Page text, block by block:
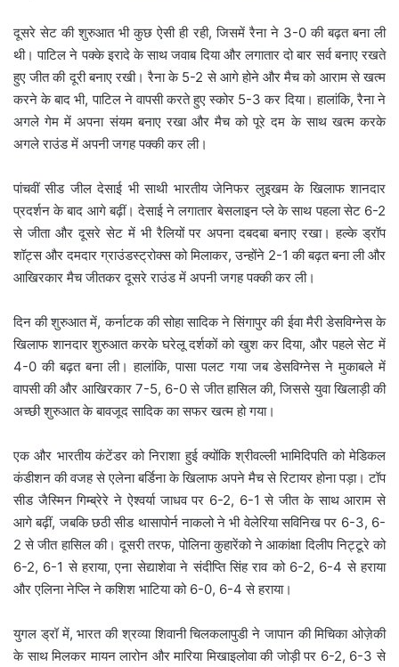
दूसरे सेट की शुरुआत भी कुछ ऐसी ही रही, जिसमें रैना ने 3-0 की बढ़त बना ली
थी। पाटिल ने पक्के इरादे के साथ जवाब दिया और लगातार दो बार सर्व बनाए रखते
हुए जीत की दूरी बनाए रखी। रैना के 5-2 से आगे होने और मैच को आराम से खत्म
करने के बाद भी, पाटिल ने वापसी करते हुए स्कोर 5-3 कर दिया। हालांकि, रैना ने
अगले गेम में अपना संयम बनाए रखा और मैच को पूरे दम के साथ खत्म करके
अगले राउंड में अपनी जगह पक्की कर ली।
पांचवीं सीड जील देसाई भी साथी भारतीय जेनिफर लुइखम के खिलाफ शानदार
प्रदर्शन के बाद आगे बढ़ीं। देसाई ने लगातार बेसलाइन प्ले के साथ पहला सेट 6-2
से जीता और दूसरे सेट में भी रैलियों पर अपना दबदबा बनाए रखा। हल्के ड्रॉप
शॉट्स और दमदार ग्राउंडस्ट्रोक्स को मिलाकर, उन्होंने 2-1 की बढ़त बना ली और
आखिरकार मैच जीतकर दूसरे राउंड में अपनी जगह पक्की कर ली।
दिन की शुरुआत में, कर्नाटक की सोहा सादिक ने सिंगापुर की ईवा मैरी डेसविग्नेस के
खिलाफ शानदार शुरुआत करके घरेलू दर्शकों को खुश कर दिया, और पहले सेट में
4-0 की बढ़त बना ली। हालांकि, पासा पलट गया जब डेसविग्नेस ने मुकाबले में
वापसी की और आखिरकार 7-5, 6-0 से जीत हासिल की, जिससे युवा खिलाड़ी की
अच्छी शुरुआत के बावजूद सादिक का सफर खत्म हो गया।
एक और भारतीय कंटेंडर को निराशा हुई क्योंकि श्रीवल्ली भामिदिपति को मेडिकल
कंडीशन की वजह से एलेना बर्डिना के खिलाफ अपने मैच से रिटायर होना पड़ा। टॉप
सीड जैस्मिन गिम्ब्रेरे ने ऐश्वर्या जाधव पर 6-2, 6-1 से जीत के साथ आराम से
आगे बढ़ीं, जबकि छठी सीड थासापोर्न नाकलो ने भी वेलेरिया सविनिख पर 6-3, 6-
2 से जीत हासिल की। दूसरी तरफ, पोलिना कुहारेंको ने आकांक्षा दिलीप निट्टूरे को
6-2, 6-1 से हराया, एना सेद्याशेवा ने संदीप्ति सिंह राव को 6-2, 6-4 से हराया
और एलिना नेप्लि ने कशिश भाटिया को 6-0, 6-4 से हराया।
युगल ड्रॉ में, भारत की श्रव्या शिवानी चिलकलापुडी ने जापान की मिचिका ओज़ेकी
के साथ मिलकर मायन लारोन और मारिया मिखाइलोवा की जोड़ी पर 6-2, 6-3 से